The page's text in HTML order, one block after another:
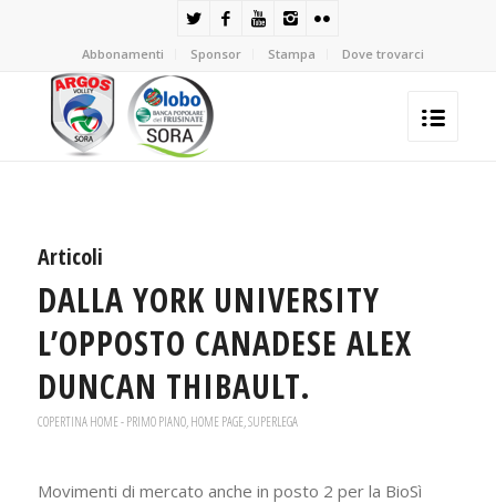
Abbonamenti Sponsor Stampa Dove trovarci
Articoli
DALLA YORK UNIVERSITY
L’OPPOSTO CANADESE ALEX
DUNCAN THIBAULT.
COPERTINA HOME - PRIMO PIANO,HOME PAGE,SUPERLEGA
Movimenti di mercato anche in posto 2 per la BioSì